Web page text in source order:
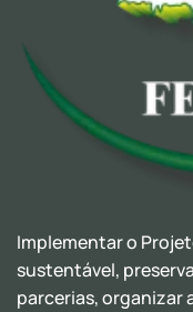
Implementar o
sustentável,
parcerias, organizar